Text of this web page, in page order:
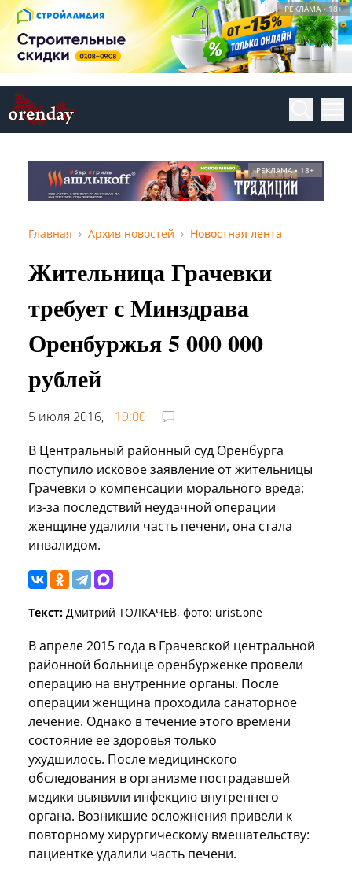
РЕКЛАМА • 18+
РЕКЛАМА • 18+
Главная Архив новостей Новостная лента
Жительница Грачевки
требует с Минздрава
Оренбуржья 5 000 000
рублей
5 июля 2016,
19:00
В Центральный районный суд Оренбурга
поступило исковое заявление от жительницы
Грачевки о компенсации морального вреда:
из-за последствий неудачной операции
женщине удалили часть печени, она стала
инвалидом.
Текст: Дмитрий ТОЛКАЧЕВ, фото: urist.one
В апреле 2015 года в Грачевской центральной
районной больнице оренбурженке провели
операцию на внутренние органы. После
операции женщина проходила санаторное
лечение. Однако в течение этого времени
состояние ее здоровья только
ухудшилось. После медицинского
обследования в организме пострадавшей
медики выявили инфекцию внутреннего
органа. Возникшие осложнения привели к
повторному хирургическому вмешательству:
пациентке удалили часть печени.